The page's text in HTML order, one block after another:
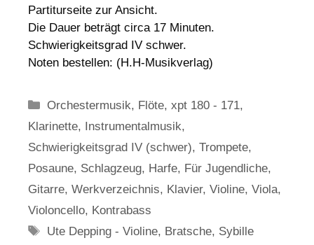
Partiturseite zur Ansicht.
Die Dauer beträgt circa 17 Minuten.
Schwierigkeitsgrad IV schwer.
Noten bestellen: (H.H-Musikverlag)
Kategorien
Orchestermusik, Flöte,xpt 180 - 171,
Klarinette, Instrumentalmusik,
Schwierigkeitsgrad IV (schwer), Trompete,
Posaune, Schlagzeug, Harfe, Für Jugendliche,
Gitarre, Werkverzeichnis, Klavier, Violine, Viola,
Violoncello, Kontrabass
Schlagwörter
Ute Depping - Violine, Bratsche, Sybille